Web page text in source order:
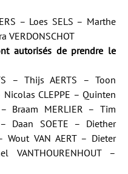
– Loes SELS – Marthe
VERDONSCHOT
autorisés de prendre le
– Thijs AERTS – Toon
Nicolas CLEPPE – Quinten
Braam MERLIER – Tim
Daan SOETE – Diether
Wout VAN AERT – Dieter
VANTHOURENHOUT –